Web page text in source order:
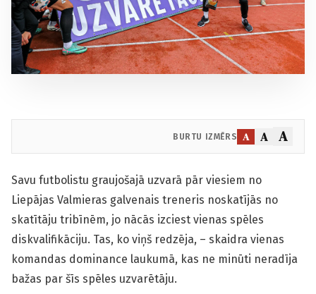
BURTU IZMĒRS A A A
Savu futbolistu graujošajā uzvarā pār viesiem no
Liepājas Valmieras galvenais treneris noskatījās no
skatītāju tribīnēm, jo nācās izciest vienas spēles
diskvalifikāciju. Tas, ko viņš redzēja, – skaidra vienas
komandas dominance laukumā, kas ne minūti neradīja
bažas par šīs spēles uzvarētāju.